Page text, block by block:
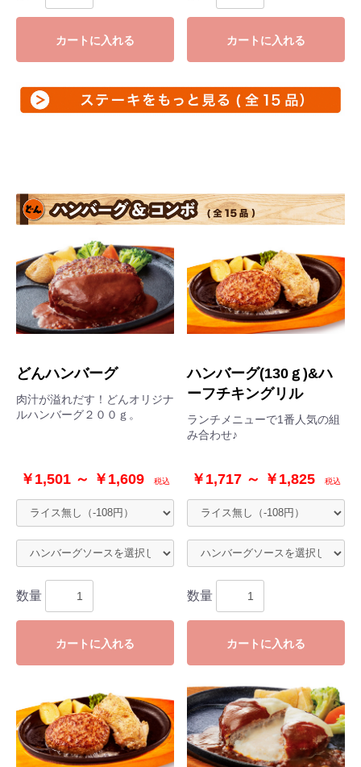
カートに入れる カートに入れる
どんハンバーグ
肉汁が溢れだす！どんオリジナ
ルハンバーグ２００ｇ。
￥1,501 ～ ￥1,609 税込
数量
カートに入れる
ハンバーグ(130ｇ)&ハ
ーフチキングリル
ランチメニューで1番人気の組
み合わせ♪
￥1,717 ～ ￥1,825 税込
数量
カートに入れる